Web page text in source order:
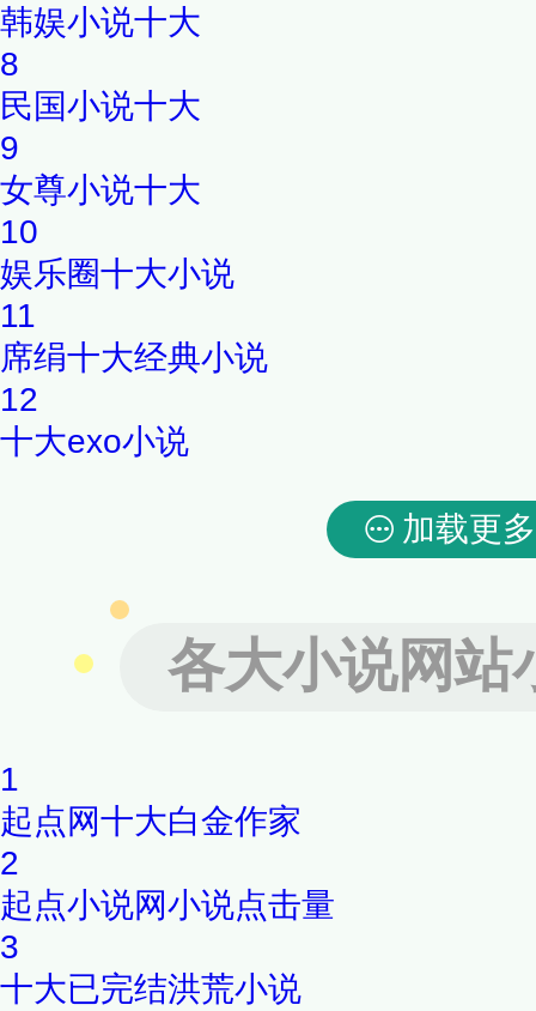
韩娱小说十大
8
民国小说十大
9
女尊小说十大
10
娱乐圈十大小说
11
席绢十大经典小说
12
十大exo小说
加载更多
各大小说网站
1
起点网十大白金作家
2
起点小说网小说点击量
3
十大已完结洪荒小说